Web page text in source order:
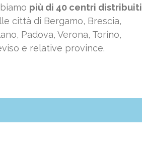
più di 40 centri distribuiti
città di Bergamo, Brescia,
Padova, Verona, Torino,
e relative province.